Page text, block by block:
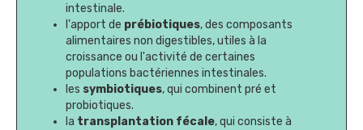
intestinale.
l'apport de prébiotiques, des composants
alimentaires non digestibles, utiles à la
croissance ou l'activité de certaines
populations bactériennes intestinales.
les symbiotiques, qui combinent pré et
probiotiques.
la transplantation fécale, qui consiste à